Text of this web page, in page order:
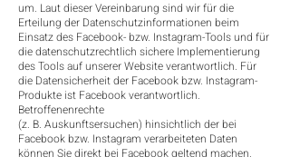
um. Laut dieser Vereinbarung sind wir für die
Erteilung der Datenschutzinformationen beim
Einsatz des Facebook- bzw. Instagram-Tools und für
die datenschutzrechtlich sichere Implementierung
des Tools auf unserer Website verantwortlich. Für
die Datensicherheit der Facebook bzw. Instagram-
Produkte ist Facebook verantwortlich.
Betroffenenrechte
(z. B. Auskunftsersuchen) hinsichtlich der bei
Facebook bzw. Instagram verarbeiteten Daten
können Sie direkt bei Facebook geltend machen.